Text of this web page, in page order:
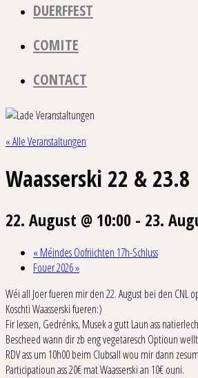
DUERFFEST
COMITE
CONTACT
« Alle Veranstaltungen
Waasserski 22 & 23.8
22. August @ 10:00 - 23.
« Méindes Oofriichten 17h-Schluss
Fouer 2026»
Wéi all Joer fueren mir den 22. August bei den CNL
Koschti Waasserski fueren:)
Fir Iessen, Gedrénks, Musek a gutt Laun ass
Bescheed wann dir zb eng vegetaresch Optioun
RDV ass um 10h00 beim Clubsall wou mir dann
Participatioun ass 20€ mat Waasserski an 10€ ouni.